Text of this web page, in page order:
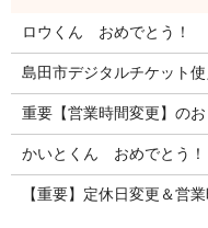
ロウくん おめでとう！
島田市デジタルチケット使
重要【営業時間変更】のお
かいとくん おめでとう！
【重要】定休日変更＆営